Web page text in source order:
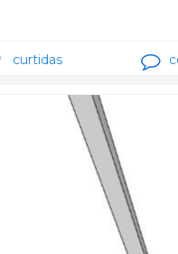
curtidas